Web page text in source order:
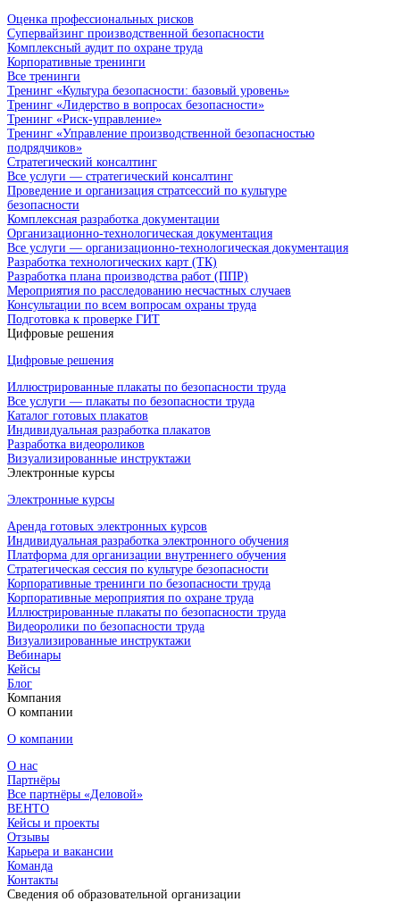
Оценка профессиональных рисков
Супервайзинг производственной безопасности
Комплексный аудит по охране труда
Корпоративные тренинги
Все тренинги
Тренинг «Культура безопасности: базовый уровень»
Тренинг «Лидерство в вопросах безопасности»
Тренинг «Риск-управление»
Тренинг «Управление производственной безопасностью
подрядчиков»
Стратегический консалтинг
Все услуги — стратегический консалтинг
Проведение и организация стратсессий по культуре
безопасности
Комплексная разработка документации
Организационно-технологическая документация
Все услуги — организационно-технологическая документация
Разработка технологических карт (ТК)
Разработка плана производства работ (ППР)
Мероприятия по расследованию несчастных случаев
Консультации по всем вопросам охраны труда
Подготовка к проверке ГИТ
Цифровые решения
Цифровые решения
Иллюстрированные плакаты по безопасности труда
Все услуги — плакаты по безопасности труда
Каталог готовых плакатов
Индивидуальная разработка плакатов
Разработка видеороликов
Визуализированные инструктажи
Электронные курсы
Электронные курсы
Аренда готовых электронных курсов
Индивидуальная разработка электронного обучения
Платформа для организации внутреннего обучения
Стратегическая сессия по культуре безопасности
Корпоративные тренинги по безопасности труда
Корпоративные мероприятия по охране труда
Иллюстрированные плакаты по безопасности труда
Видеоролики по безопасности труда
Визуализированные инструктажи
Вебинары
Кейсы
Блог
Компания
О компании
О компании
О нас
Партнёры
Все партнёры «Деловой»
ВЕНТО
Кейсы и проекты
Отзывы
Карьера и вакансии
Команда
Контакты
Сведения об образовательной организации